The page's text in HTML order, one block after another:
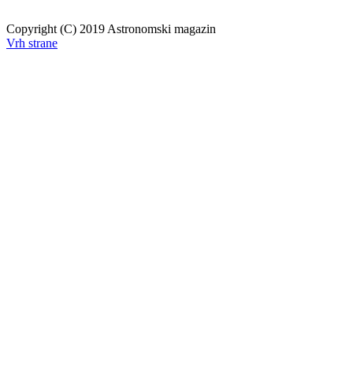
Copyright (C) 2019 Astronomski magazin
Vrh strane